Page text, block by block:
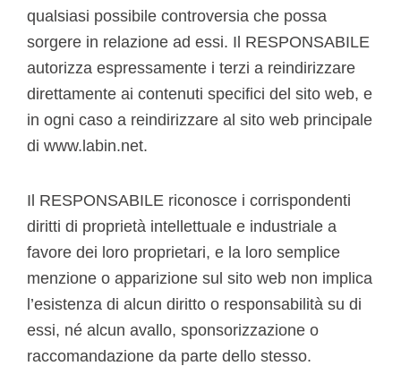
qualsiasi possibile controversia che possa
sorgere in relazione ad essi. Il RESPONSABILE
autorizza espressamente i terzi a reindirizzare
direttamente ai contenuti specifici del sito web, e
in ogni caso a reindirizzare al sito web principale
di www.labin.net.
Il RESPONSABILE riconosce i corrispondenti
diritti di proprietà intellettuale e industriale a
favore dei loro proprietari, e la loro semplice
menzione o apparizione sul sito web non implica
l’esistenza di alcun diritto o responsabilità su di
essi, né alcun avallo, sponsorizzazione o
raccomandazione da parte dello stesso.